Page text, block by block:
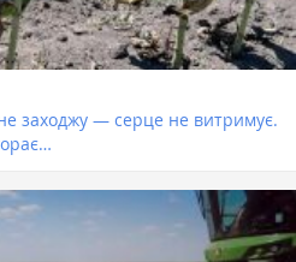
заходжу — серце не витримує.